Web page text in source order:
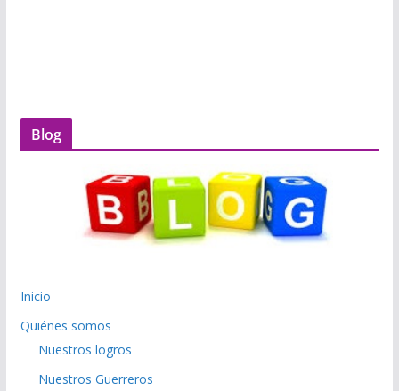
Blog
Inicio
Quiénes somos
Nuestros logros
Nuestros Guerreros